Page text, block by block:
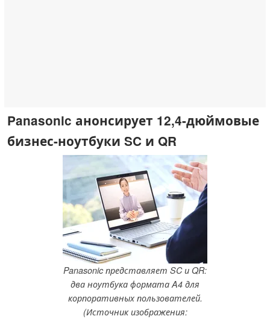
Panasonic анонсирует 12,4-дюймовые
бизнес-ноутбуки SC и QR
Panasonic представляет SC и QR:
два ноутбука формата A4 для
корпоративных пользователей.
(Источник изображения: